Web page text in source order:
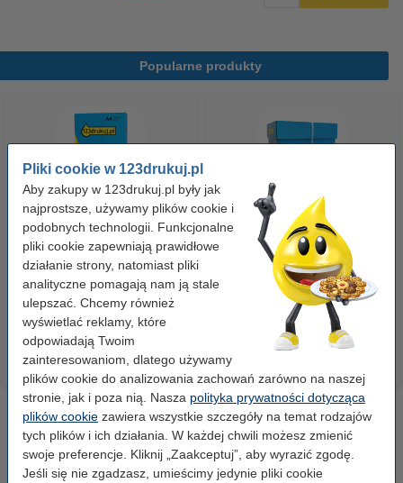
Pliki cookie w 123drukuj.pl
Aby zakupy w 123drukuj.pl były jak
najprostsze, używamy plików cookie i
podobnych technologii. Funkcjonalne
pliki cookie zapewniają prawidłowe
działanie strony, natomiast pliki
analityczne pomagają nam ją stale
ulepszać. Chcemy również
wyświetlać reklamy, które
odpowiadają Twoim
zainteresowaniom, dlatego używamy
plików cookie do analizowania zachowań zarówno na naszej
stronie, jak i poza nią. Nasza polityka prywatności dotycząca
plików cookie zawiera wszystkie szczegóły na temat rodzajów
tych plików i ich działania. W każdej chwili możesz zmienić
swoje preferencje. Kliknij „Zaakceptuj”, aby wyrazić zgodę.
Jeśli się nie zgadzasz, umieścimy jedynie pliki cookie
Popularne produkty
Papier ksero A4 80 g/m2 (500
szt.), 123drukuj
23,00 zł z VAT
Papier ksero A4 80 g/m2 (2500
szt.), 123drukuj (5 ryz)
110,00 zł z VAT